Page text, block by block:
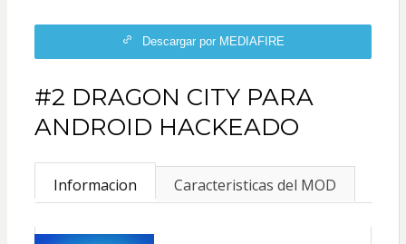
Descargar por MEDIAFIRE
#2 DRAGON CITY PARA
ANDROID HACKEADO
Informacion Caracteristicas del MOD